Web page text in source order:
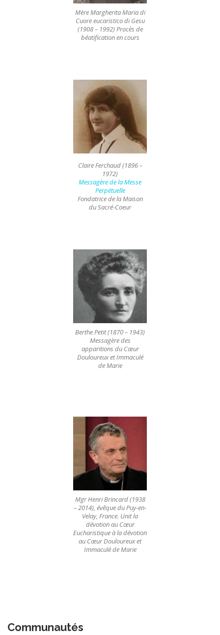
Mère Margherita Maria di
Cuore eucaristico di Gesu
(1908 – 1992) Procès de
béatification en cours
Claire Ferchaud (1896 –
1972)
Messagère de la Messe
Perpétuelle
Fondatrice de la Maison
du Sacré-Coeur
Berthe Petit (1870 – 1943)
Messagère des
apparitions du Cœur
Douloureux et Immaculé
de Marie
Mgr Henri Brincard (1938
– 2014), évêque du Puy-en-
Velay, France. Unit la
dévotion au Cœur
Eucharistique à la dévotion
au Cœur Douloureux et
Immaculé de Marie
Communautés